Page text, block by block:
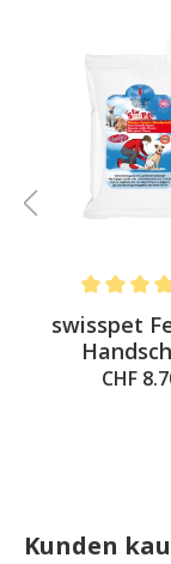
out of 5 stars
Average
swisspet
CHF
Kunden